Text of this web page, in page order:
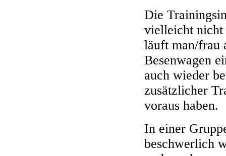
Die
vielleicht nicht
läuft man/frau
Besenwagen
auch wieder
zusätzlicher
voraus haben.
In einer
beschwerlich